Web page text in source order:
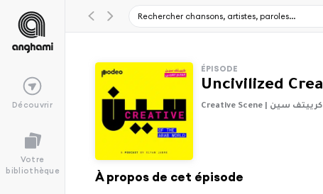
Découvrir
Votre
bibliothèque
ÉPISODE
Creative Scene | كرييتف سين
À propos de cet épisode